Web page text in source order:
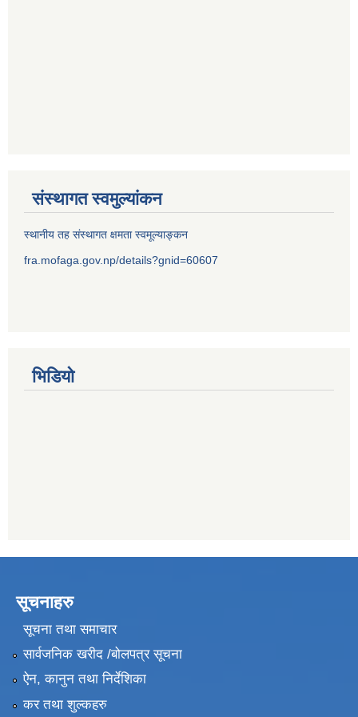
संस्थागत स्वमुल्यांकन
स्थानीय तह संस्थागत क्षमता स्वमूल्याङ्कन
fra.mofaga.gov.np/details?gnid=60607
भिडियो
सूचनाहरु
सूचना तथा समाचार
सार्वजनिक खरीद /बोलपत्र सूचना
ऐन, कानुन तथा निर्देशिका
कर तथा शुल्कहरु